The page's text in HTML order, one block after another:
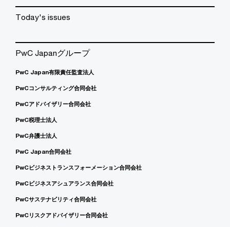
Today's issues
PwC Japanグループ
PwC Japan有限責任監査法人
PwCコンサルティング合同会社
PwCアドバイザリー合同会社
PwC税理士法人
PwC弁護士法人
PwC Japan合同会社
PwCビジネストランスフォーメーション合同会社
PwCビジネスアシュアランス合同会社
PwCサステナビリティ合同会社
PwCリスクアドバイザリー合同会社